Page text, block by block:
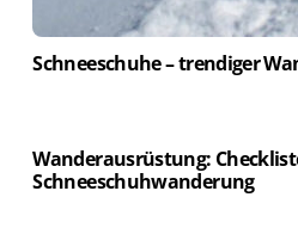
Schneeschuhe – trendiger
Wanderausrüstung:
Schneeschuhwanderung